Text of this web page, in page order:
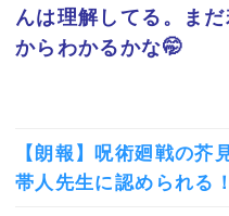
んは理解してる。ま
からわかるかな🤭
【朗報】呪術廻戦の
帯人先生に認められる